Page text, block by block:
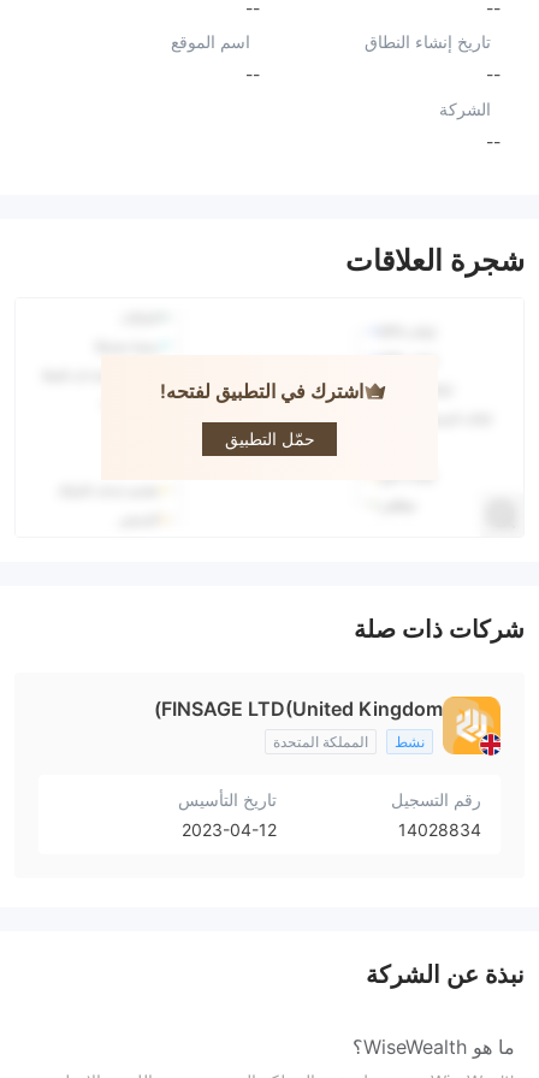
--
--
تاريخ إنشاء النطاق
--
اسم الموقع
--
الشركة
--
شجرة العلاقات
اشترك في التطبيق لفتحه!
حمّل التطبيق
شركات ذات صلة
FINSAGE LTD(United Kingdom)
نشط المملكة المتحدة
رقم التسجيل
14028834
تاريخ التأسيس
2023-04-12
نبذة عن الشركة
ما هو WiseWealth؟